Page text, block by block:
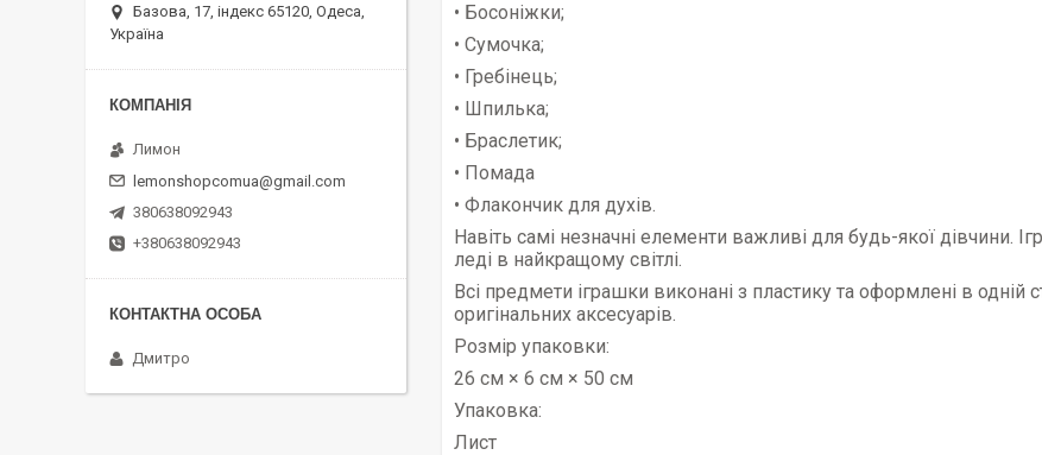
• Босоніжки;
• Сумочка;
• Гребінець;
• Шпилька;
• Браслетик;
• Помада
• Флакончик для духів.
Навіть самі незначні елементи важливі для будь-якої дівчини.
леді в найкращому світлі.
Всі предмети іграшки виконані з пластику та оформлені в
оригінальних аксесуарів.
Розмір упаковки:
26 см × 6 см × 50 см
Упаковка:
Лист
Базова, 17, індекс 65120, Одеса,
Україна
Лимон
lemonshopcomua@gmail.com
380638092943
+380638092943
Дмитро